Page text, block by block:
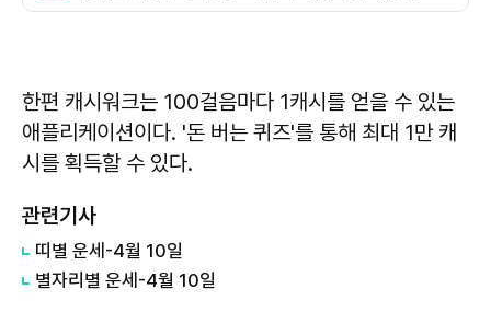
한편 캐시워크는 100걸음마다 1캐시를 얻을 수 있는
애플리케이션이다. '돈 버는 퀴즈'를 통해 최대 1만 캐
시를 획득할 수 있다.
관련기사
띠별 운세-4월 10일
별자리별 운세-4월 10일